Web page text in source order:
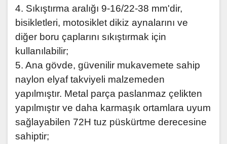
4. Sıkıştırma aralığı 9-16/22-38 mm'dir,
bisikletleri, motosiklet dikiz aynalarını ve
diğer boru çaplarını sıkıştırmak için
kullanılabilir;
5. Ana gövde, güvenilir mukavemete sahip
naylon elyaf takviyeli malzemeden
yapılmıştır. Metal parça paslanmaz çelikten
yapılmıştır ve daha karmaşık ortamlara uyum
sağlayabilen 72H tuz püskürtme derecesine
sahiptir;